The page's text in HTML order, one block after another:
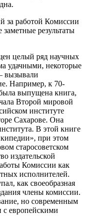
работой Комиссии
результаты
целый ряд научных
удачными, некоторые
вызывали
Например, к 70-
выпущена книга,
Второй мировой
институте
Сахарове. Она
В этой книге
при этом
старосоветском
издательской
Комиссии как
исполнителей.
как своеобразная
члены комиссии.
но современным
европейскими